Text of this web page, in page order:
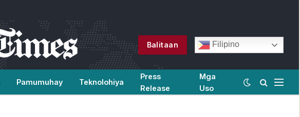
Balitaan Filipino
Pamumuhay Teknolohiya
Press
Release
Mga
Uso